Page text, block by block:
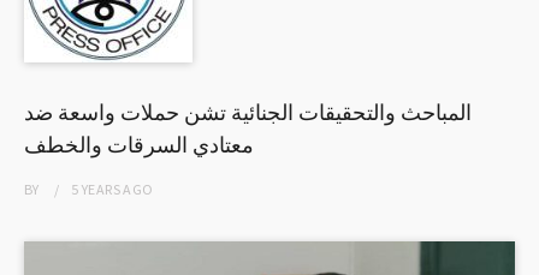
المباحث والتحقيقات الجنائية تشن حملات واسعة ضد
معتادي السرقات والخطف
BY 5 YEARSAGO